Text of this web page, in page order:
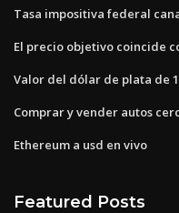
Tasa impositiva federal
El precio objetivo coincide
Valor del dólar de plata de
Comprar y vender autos
Ethereum a usd en vivo
Featured Posts